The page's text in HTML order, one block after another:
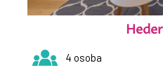
4 osoba